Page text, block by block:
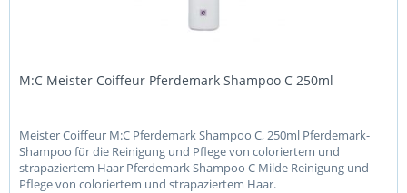
M:C Meister Coiffeur Pferdemark Shampoo C 250ml
Meister Coiffeur M:C Pferdemark Shampoo C, 250ml Pferdemark-
Shampoo für die Reinigung und Pflege von coloriertem und
strapaziertem Haar Pferdemark Shampoo C Milde Reinigung und
Pflege von coloriertem und strapaziertem Haar.